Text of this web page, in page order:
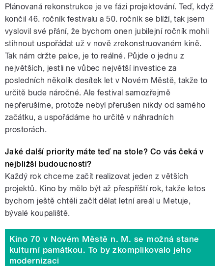
Plánovaná rekonstrukce je ve fázi projektování. Teď, když
končil 46. ročník festivalu a 50. ročník se blíží, tak jsem
vyslovil své přání, že bychom onen jubilejní ročník mohli
stihnout uspořádat už v nově zrekonstruovaném kině.
Tak nám držte palce, je to reálné. Půjde o jednu z
největších, jestli ne vůbec největší investice za
posledních několik desítek let v Novém Městě, takže to
určitě bude náročné. Ale festival samozřejmě
nepřerušíme, protože nebyl přerušen nikdy od samého
začátku, a uspořádáme ho určitě v náhradních
prostorách.
Jaké další priority máte teď na stole? Co vás čeká v
nejbližší budoucnosti?
Každý rok chceme začít realizovat jeden z větších
projektů. Kino by mělo být až přespříští rok, takže letos
bychom ještě chtěli začít dělat letní areál u Metuje,
bývalé koupaliště.
Kino 70 v Novém Městě n. M. se možná stane
kulturní památkou. To by zkomplikovalo jeho
modernizaci